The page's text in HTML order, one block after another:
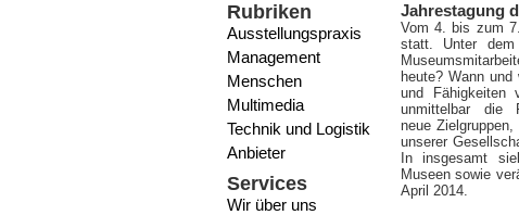
Rubriken
Ausstellungspraxis
Management
Menschen
Multimedia
Technik und Logistik
Anbieter
Services
Wir über uns
Jahrestagung
Vom 4. bis zum
statt. Unter dem
heute? Wann
und Fähigkeiten
unmittelbar die
neue
unserer
In insgesamt
Museen sowie
April 2014.